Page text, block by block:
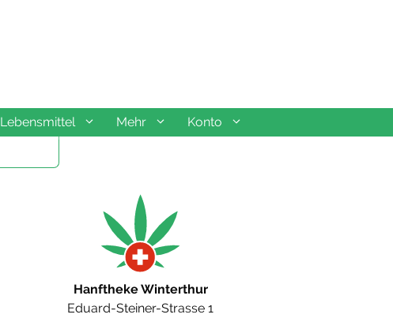
Lebensmittel Mehr
Konto
Hanftheke Winterthur
Eduard-Steiner-Strasse 1